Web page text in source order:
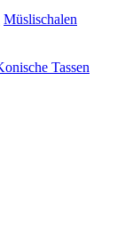
Müslischalen
Tassen